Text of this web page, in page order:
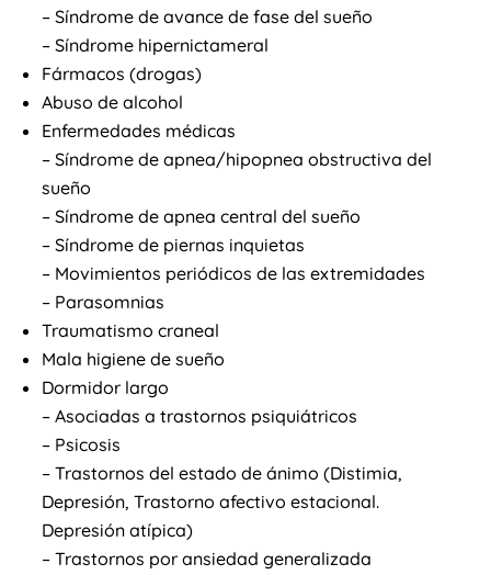
– Síndrome de avance de fase del sueño
– Síndrome hipernictameral
Fármacos (drogas)
Abuso de alcohol
Enfermedades médicas
– Síndrome de apnea/hipopnea obstructiva del
sueño
– Síndrome de apnea central del sueño
– Síndrome de piernas inquietas
– Movimientos periódicos de las extremidades
– Parasomnias
Traumatismo craneal
Mala higiene de sueño
Dormidor largo
– Asociadas a trastornos psiquiátricos
– Psicosis
– Trastornos del estado de ánimo (Distimia,
Depresión, Trastorno afectivo estacional.
Depresión atípica)
– Trastornos por ansiedad generalizada